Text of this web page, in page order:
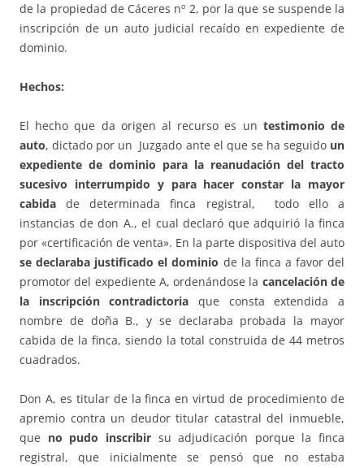
de la propiedad de Cáceres nº 2, por la que se suspende la
inscripción de un auto judicial recaído en expediente de
dominio.
Hechos:
El hecho que da origen al recurso es un testimonio de
auto, dictado por un Juzgado ante el que se ha seguido un
expediente de dominio para la reanudación del tracto
sucesivo interrumpido y para hacer constar la mayor
cabida de determinada finca registral, todo ello a
instancias de don A., el cual declaró que adquirió la finca
por «certificación de venta». En la parte dispositiva del auto
se declaraba justificado el dominio de la finca a favor del
promotor del expediente A, ordenándose la cancelación de
la inscripción contradictoria que consta extendida a
nombre de doña B., y se declaraba probada la mayor
cabida de la finca, siendo la total construida de 44 metros
cuadrados.
Don A, es titular de la finca en virtud de procedimiento de
apremio contra un deudor titular catastral del inmueble,
que no pudo inscribirsu adjudicación porque la finca
registral, que inicialmente se pensó que no estaba